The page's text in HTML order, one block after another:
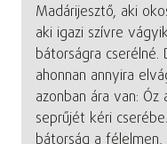
Madárijesztő, aki
aki igazi szívre
bátorságra
ahonnan annyira
azonban ára van:
seprűjét kéri